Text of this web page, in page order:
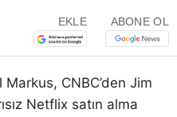
EKLE ABONE OL
CNBC’den Jim
Netflix satın alma